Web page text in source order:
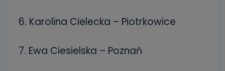
6. Karolina Cielecka – Piotrkowice
7. Ewa Ciesielska – Poznań